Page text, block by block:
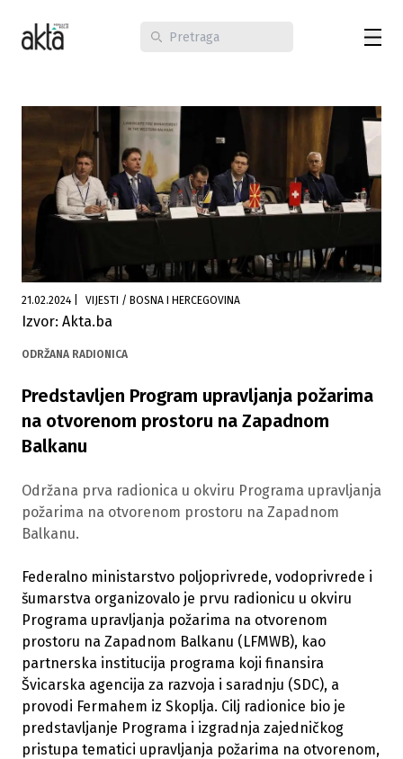
21.02.2024 VIJESTI / BOSNA I HERCEGOVINA
Izvor: Akta.ba
ODRŽANA RADIONICA
Predstavljen Program upravljanja požarima
na otvorenom prostoru na Zapadnom
Balkanu
Održana prva radionica u okviru Programa upravljanja
požarima na otvorenom prostoru na Zapadnom
Balkanu.
Federalno ministarstvo poljoprivrede, vodoprivrede i
šumarstva organizovalo je prvu radionicu u okviru
Programa upravljanja požarima na otvorenom
prostoru na Zapadnom Balkanu (LFMWB), kao
partnerska institucija programa koji finansira
Švicarska agencija za razvoja i saradnju (SDC), a
provodi Fermahem iz Skoplja. Cilj radionice bio je
predstavljanje Programa i izgradnja zajedničkog
pristupa tematici upravljanja požarima na otvorenom,